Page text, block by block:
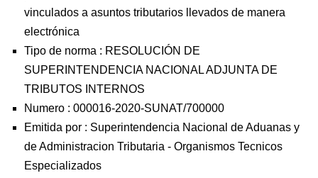
vinculados a asuntos tributarios llevados de manera
electrónica
Tipo de norma : RESOLUCIÓN DE
SUPERINTENDENCIA NACIONAL ADJUNTA DE
TRIBUTOS INTERNOS
Numero : 000016-2020-SUNAT/700000
Emitida por : Superintendencia Nacional de Aduanas y
de Administracion Tributaria - Organismos Tecnicos
Especializados